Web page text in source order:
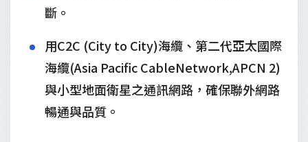
斷。
用C2C (City to City)海纜、第二代亞太國際
海纜(Asia Pacific CableNetwork,APCN 2)
與小型地面衛星之通訊網路，確保聯外網路
暢通與品質。